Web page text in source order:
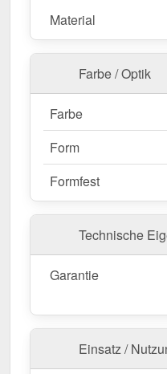
Material
Farbe / Optik
Farbe
Form
Formfest
Technische
Garantie
Einsatz /